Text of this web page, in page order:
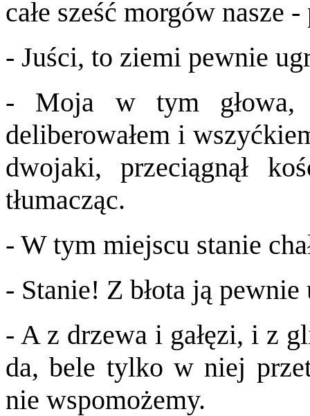
całe sześć morgów nasze
- Juści, to ziemi pewnie
- Moja w tym głowa,
deliberowałem i
dwojaki, przeciągnął
tłumacząc.
- W tym miejscu stanie
- Stanie! Z błota ją
- A z drzewa i gałęzi, i z
da, bele tylko w niej
nie wspomożemy.